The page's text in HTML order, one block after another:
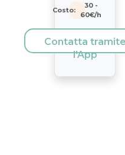
Costo:
30-
60€/h
Contatta
l'App